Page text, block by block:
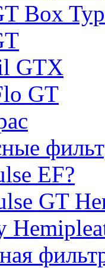
Box
GTX
GT
EF?
GT